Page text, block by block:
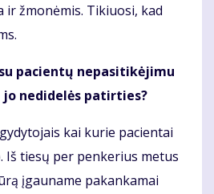
žmonėmis. Tikiuosi, kad
pacientų nepasitikėjimu
nedidelės patirties?
kai kurie pacientai
Iš tiesų per penkerius metus
įgauname pakankamai